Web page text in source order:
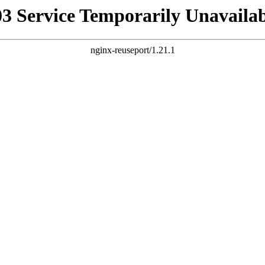
Service Temporarily
nginx-reuseport/1.21.1